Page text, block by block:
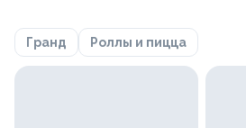
Гранд Роллы и пицца